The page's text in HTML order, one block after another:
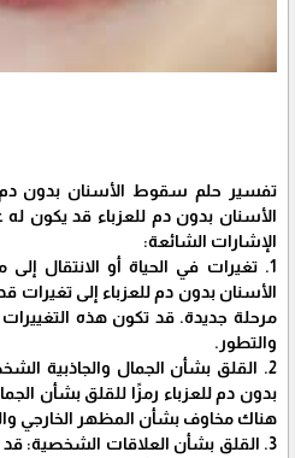
تفسير حلم سقوط الأسنان بدون
الأسنان بدون دم للعزباء قد يكون
الإشارات الشائعة:
1. تغيرات في الحياة أو الانتقال
الأسنان بدون دم للعزباء إلى تغيرات
مرحلة جديدة. قد تكون هذه
والتطور.
2. القلق بشأن الجمال والجاذبية
بدون دم للعزباء رمزًا للقلق بشأن
هناك مخاوف بشأن المظهر الخارجي
3. القلق بشأن العلاقات الشخصية: